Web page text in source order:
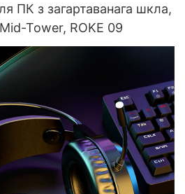
ПК з загартаванага шкла,
Tower, ROKE 09